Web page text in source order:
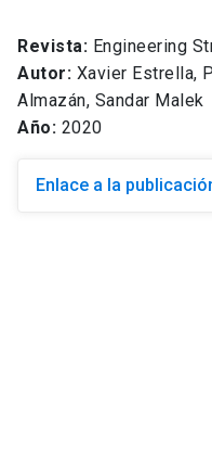
Revista: Engineering
Autor: Xavier Estrella,
Almazán, Sandar Malek
Año: 2020
Enlace a la